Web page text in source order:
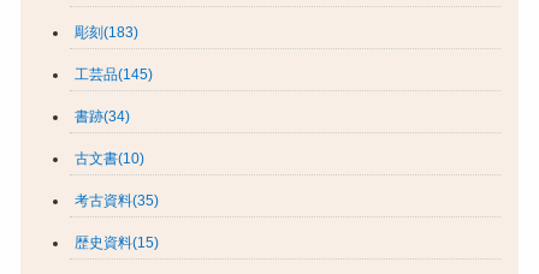
彫刻(183)
工芸品(145)
書跡(34)
古文書(10)
考古資料(35)
歴史資料(15)